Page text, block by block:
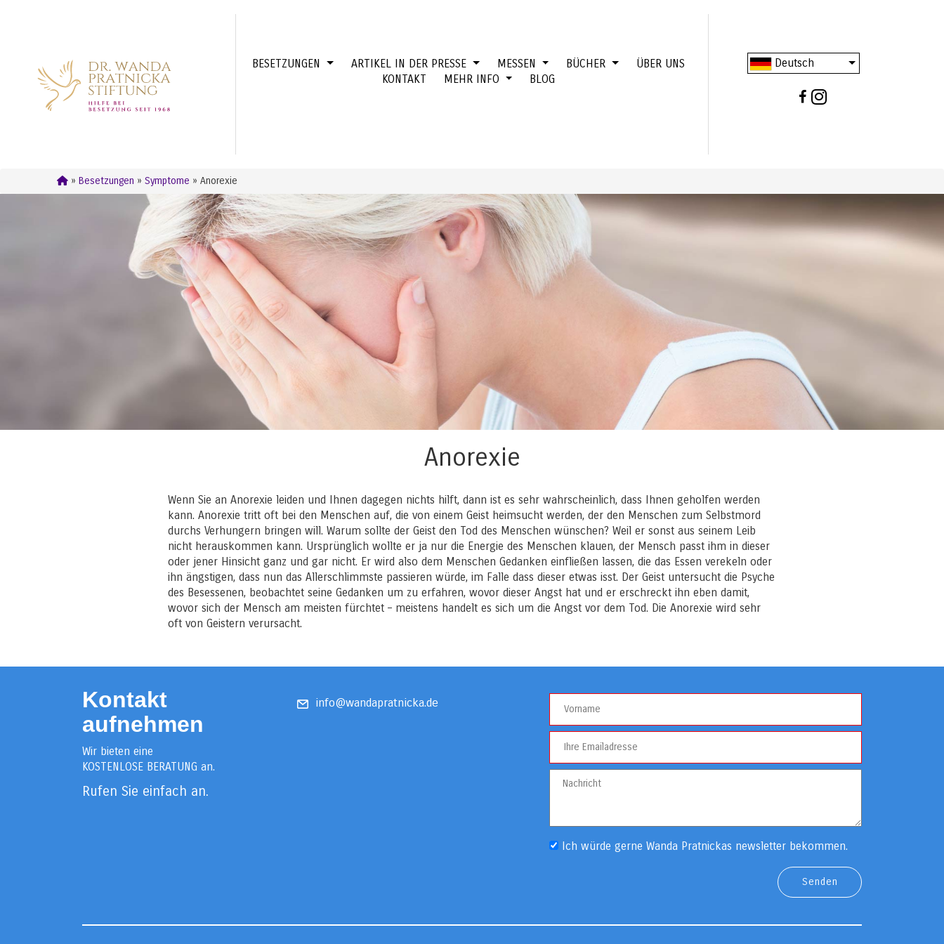
BESETZUNGEN ARTIKEL IN DER PRESSE MESSEN BÜCHER
ÜBER UNS
KONTAKT
MEHR INFO BLOG
Deutsch
» Besetzungen » Symptome » Anorexie
Anorexie
Wenn Sie an Anorexie leiden und Ihnen dagegen nichts hilft, dann ist es sehr wahrscheinlich, dass Ihnen geholfen werden
kann. Anorexie tritt oft bei den Menschen auf, die von einem Geist heimsucht werden, der den Menschen zum Selbstmord
durchs Verhungern bringen will. Warum sollte der Geist den Tod des Menschen wünschen? Weil er sonst aus seinem Leib
nicht herauskommen kann. Ursprünglich wollte er ja nur die Energie des Menschen klauen, der Mensch passt ihm in dieser
oder jener Hinsicht ganz und gar nicht. Er wird also dem Menschen Gedanken einfließen lassen, die das Essen verekeln oder
ihn ängstigen, dass nun das Allerschlimmste passieren würde, im Falle dass dieser etwas isst. Der Geist untersucht die Psyche
des Besessenen, beobachtet seine Gedanken um zu erfahren, wovor dieser Angst hat und er erschreckt ihn eben damit,
wovor sich der Mensch am meisten fürchtet – meistens handelt es sich um die Angst vor dem Tod. Die Anorexie wird sehr
oft von Geistern verursacht.
Kontakt
aufnehmen
Wir bieten eine
KOSTENLOSE BERATUNG an.
Rufen Sie einfach an.
info@wandapratnicka.de
Ich würde gerne Wanda Pratnickas newsletter bekommen.